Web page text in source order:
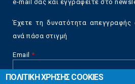
e-mail σας και εγγραφείτε στο
Έχετε τη δυνατότητα
ανά πάσα στιγμή
Email *
ΠΟΛΙΤΙΚΗ ΧΡΗΣΗΣ COOKIES